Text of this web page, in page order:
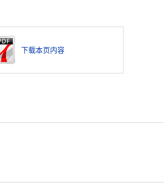
下载本页内容